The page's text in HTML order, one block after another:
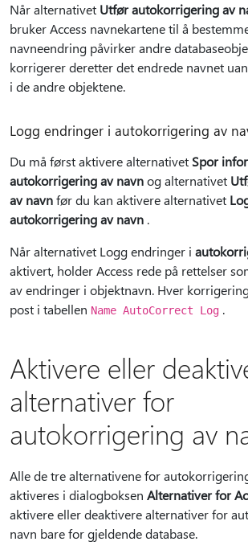
Når alternativet Utfør autokorrigering av
bruker Access navnekartene til å
navneendring påvirker andre
korrigerer deretter det endrede navnet
i de andre objektene.
Logg endringer i autokorrigering av
Du må først aktivere alternativet Spor
autokorrigering av navnog alternativet
av navnfør du kan aktivere alternativet
autokorrigering av navn .
Når alternativet Logg endringer i
aktivert, holder Access rede på rettelser
av endringer i objektnavn. Hver
post i tabellen Name AutoCorrect Log .
Aktivere eller
alternativer for
autokorrigering av
Alle de tre alternativene for
aktiveres i dialogboksen Alternativer for
aktivere eller deaktivere alternativer for
navn bare for gjeldende database.